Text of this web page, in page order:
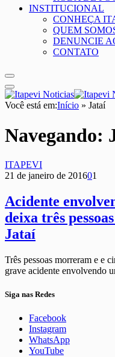
INSTITUCIONAL
CONHEÇA
QUEM
DENUNCIE
CONTATO
Você está em:Início » Jataí
Navegando:
ITAPEVI
21 de janeiro de 201601
Acidente
deixa três
Jataí
Três pessoas morreram e e
grave acidente envolvendo
Siga nas Redes
Facebook
Instagram
WhatsApp
YouTube